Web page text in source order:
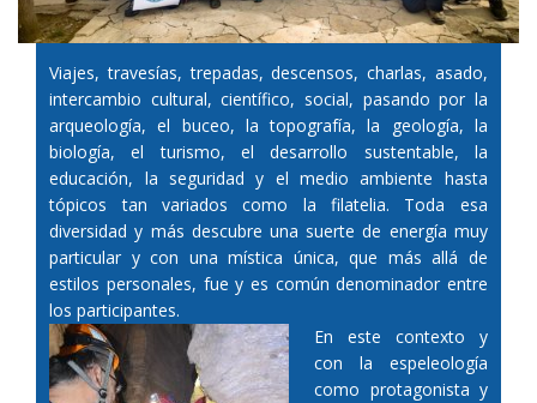
Viajes, travesías, trepadas, descensos, charlas, asado,
intercambio cultural, científico, social, pasando por la
arqueología, el buceo, la topografía, la geología, la
biología, el turismo, el desarrollo sustentable, la
educación, la seguridad y el medio ambiente hasta
tópicos tan variados como la filatelia. Toda esa
diversidad y más descubre una suerte de energía muy
particular y con una mística única, que más allá de
estilos personales, fue y es común denominador entre
los participantes.
En este contexto y
con la espeleología
como protagonista y